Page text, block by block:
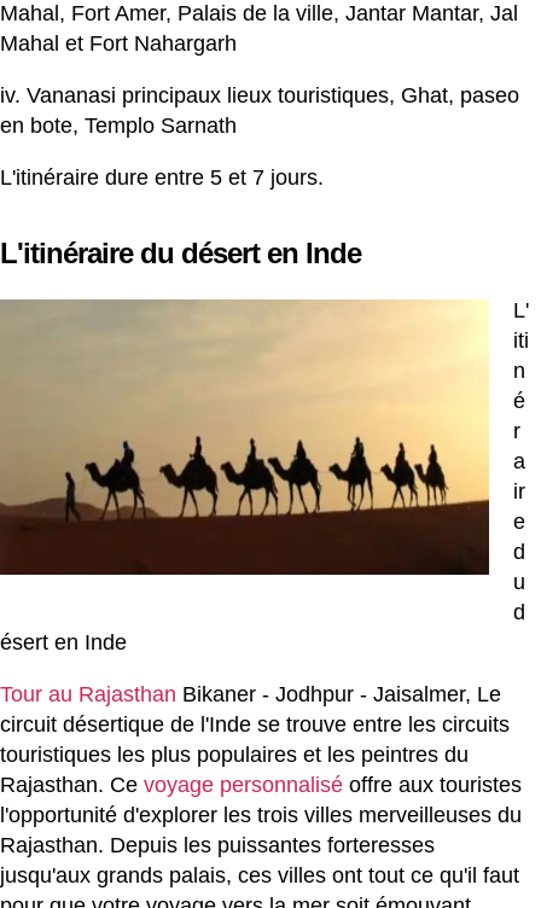
Mahal, Fort Amer, Palais de la ville, Jantar Mantar, Jal
Mahal et Fort Nahargarh
iv. Vananasi principaux lieux touristiques, Ghat, paseo
en bote, Templo Sarnath
L'itinéraire dure entre 5 et 7 jours.
L'itinéraire du désert en Inde
L'
iti
n
é
r
a
ir
e
d
u
d
ésert en Inde
Tour au Rajasthan Bikaner - Jodhpur - Jaisalmer, Le
circuit désertique de l'Inde se trouve entre les circuits
touristiques les plus populaires et les peintres du
Rajasthan. Ce voyage personnalisé offre aux touristes
l'opportunité d'explorer les trois villes merveilleuses du
Rajasthan. Depuis les puissantes forteresses
jusqu'aux grands palais, ces villes ont tout ce qu'il faut